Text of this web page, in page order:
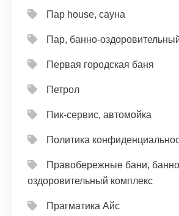
Пар house, сауна
Пар, банно-
Первая городская баня
Петрол
Пик-сервис, автомойка
Политика
Правобережные бани,
оздоровительный комплекс
Прагматика Айс